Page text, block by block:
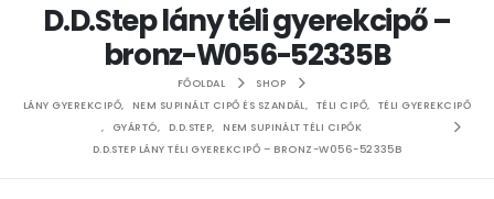
D.D.Step lány téli gyerekcipő –
bronz-W056-52335B
FŐOLDAL
SHOP
LÁNY GYEREKCIPŐ, NEM SUPINÁLT CIPŐ ÉS SZANDÁL, TÉLI CIPŐ,
TÉLI GYEREKCIPŐ
,
GYÁRTÓ, D.D.STEP,
NEM SUPINÁLT TÉLI CIPŐK
D.D.STEP LÁNY TÉLI GYEREKCIPŐ – BRONZ-W056-52335B